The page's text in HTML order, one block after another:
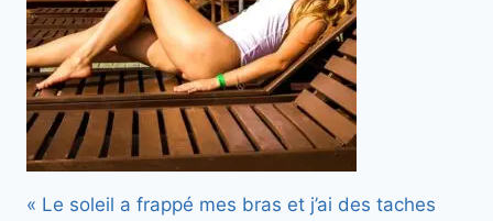
« Le soleil a frappé mes bras et j’ai des taches